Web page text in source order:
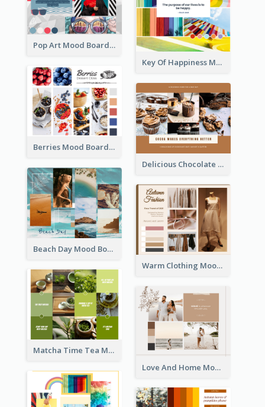
Pop Art Mood Board
Key Of Happiness Mood Board
Berries Mood Board
Delicious Chocolate Mood Board
Beach Day Mood Board
Warm Clothing Mood Board
Matcha Time Tea Mood Board
Love And Home Mood Board